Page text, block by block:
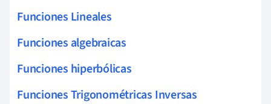
Funciones Lineales
Funciones algebraicas
Funciones hiperbólicas
Funciones Trigonométricas Inversas